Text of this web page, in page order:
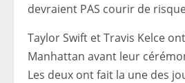
devraient PAS courir de
Taylor Swift et Travis Kelce
Manhattan avant leur
Les deux ont fait la une des